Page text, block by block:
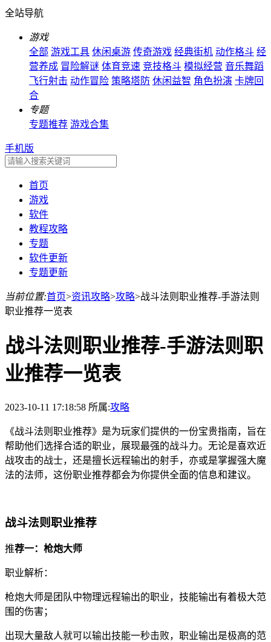
全站导航
游戏
全部 游戏工具 休闲桌游 传奇游戏 经典街机 动作格斗 经
营养成 冒险解谜 体育竞速 竞技格斗 模拟经营 音乐舞蹈
飞行射击 动作冒险 策略塔防 休闲益智 角色扮演 卡牌回
合
专题
专题推荐 游戏合集
手机版
首页
游戏
软件
教程攻略
专题
软件更新
专题更新
当前位置:首页>资讯攻略>攻略>战斗法则职业推荐-手游法则
职业推荐一览表
战斗法则职业推荐-手游法则职
业推荐一览表
2023-10-11 17:18:58 所属:攻略
《战斗法则职业推荐》是为玩家们提供的一份宝贵指南，旨在
帮助他们选择合适的职业，展现最强的战斗力。无论是喜欢近
战攻击的战士，还是擅长远程输出的射手，亦或是掌握强大魔
法的法师，这份职业推荐都会为你提供全面的信息和建议。
战斗法则职业推荐
推荐一：枪炮大师
职业解析：
枪炮大师是团队中物理远程输出的职业，技能输出有着极大范
围的伤害；
出现大量敌人就可以输出技能一秒击败，职业输出是极高的范